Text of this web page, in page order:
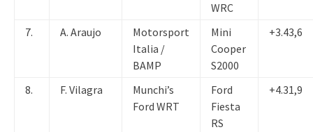
WRC
7. A. Araujo
Motorsport
Italia /
BAMP
Mini
Cooper
S2000
+3.43,6
8. F. Vilagra
Munchi’s
Ford WRT
Ford
Fiesta
RS
+4.31,9